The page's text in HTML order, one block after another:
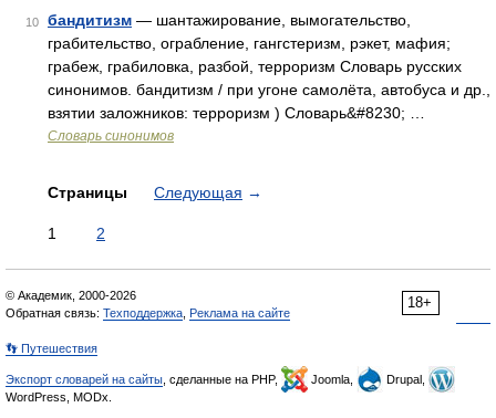
10 бандитизм — шантажирование, вымогательство,
грабительство, ограбление, гангстеризм, рэкет, мафия;
грабеж, грабиловка, разбой, терроризм Словарь русских
синонимов. бандитизм / при угоне самолёта, автобуса и др.,
взятии заложников: терроризм ) Словарь&#8230; …
Словарь синонимов
Страницы Следующая →
1 2
18+
© Академик, 2000-2026
Обратная связь: Техподдержка Реклама на сайте
👣 Путешествия
Экспорт словарей на сайты , сделанные на PHP, Joomla,
Drupal,
WordPress, MODx.